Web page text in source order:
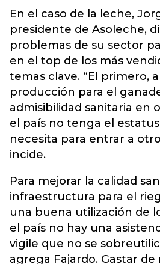
En el caso de la leche,
presidente de Asoleche,
problemas de su sector
en el top de los más
temas clave. “El primero,
producción para el
admisibilidad sanitaria en
el país no tenga el
necesita para entrar a
incide.
Para mejorar la calidad
infraestructura para el
una buena utilización de
el país no hay una
vigile que no se
agrega Fajardo. Gastar de